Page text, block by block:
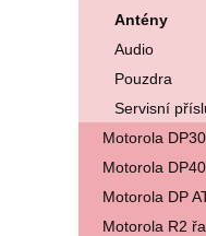
Antény
Audio
Pouzdra
Servisní
Motorola
Motorola
Motorola DP
Motorola R2